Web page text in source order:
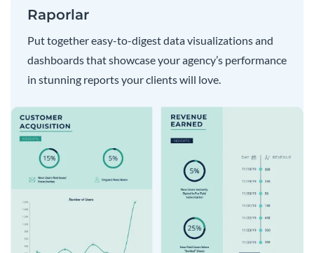
Raporlar
Put together easy-to-digest data visualizations and
dashboards that showcase your agency’s performance
in stunning reports your clients will love.